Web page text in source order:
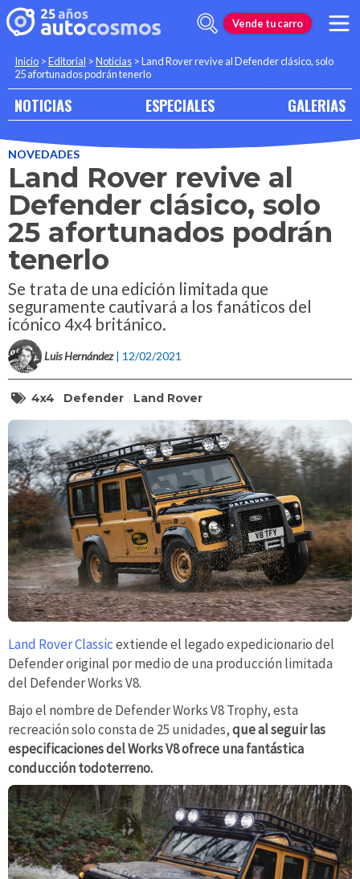
Vende tu carro
Inicio >Editorial >Noticias >Land Rover revive al Defender clásico, solo
25 afortunados podrán tenerlo
NOTICIAS ESPECIALES GALERIAS
NOVEDADES
Land Rover revive al
Defender clásico, solo
25 afortunados podrán
tenerlo
Se trata de una edición limitada que
seguramente cautivará a los fanáticos del
icónico 4x4 británico.
Luis Hernández | 12/02/2021
4x4 Defender Land Rover
Land Rover Classicextiende el legado expedicionario del
Defender original por medio de una producción limitada
del Defender Works V8.
Bajo el nombre de Defender Works V8 Trophy, esta
recreación solo consta de 25 unidades,que al seguir las
especificaciones del Works V8 ofrece una fantástica
conducción todoterreno.